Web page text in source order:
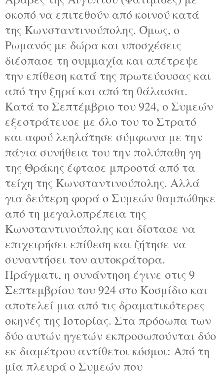
σκοπό να επιτεθούν από κοινού κατά
της Κωνσταντινούπολης. Όμως, ο
Ρωμανός με δώρα και υποσχέσεις
διέσπασε τη συμμαχία και απέτρεψε
την επίθεση κατά της πρωτεύουσας και
από την ξηρά και από τη θάλασσα.
Κατά το Σεπτέμβριο του 924, ο Συμεών
εξεστράτευσε με όλο του το Στρατό
και αφού λεηλάτησε σύμφωνα με την
πάγια συνήθεια του την πολύπαθη γη
της Θράκης έφτασε μπροστά από τα
τείχη της Κωνσταντινούπολης. Αλλά
για δεύτερη φορά ο Συμεών θαμπώθηκε
από τη μεγαλοπρέπεια της
Κωνσταντινούπολης και δίστασε να
επιχειρήσει επίθεση και ζήτησε να
συναντήσει τον αυτοκράτορα.
Πράγματι, η συνάντηση έγινε στις 9
Σεπτεμβρίου του 924 στο Κοσμίδιο και
αποτελεί μια από τις δραματικότερες
σκηνές της Ιστορίας. Στα πρόσωπα των
δύο αυτών ηγετών εκπροσωπούνται δύο
εκ διαμέτρου αντίθετοι κόσμοι: Από τη
μία πλευρά ο Συμεών που